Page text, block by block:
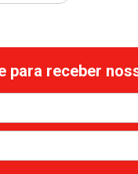
para receber